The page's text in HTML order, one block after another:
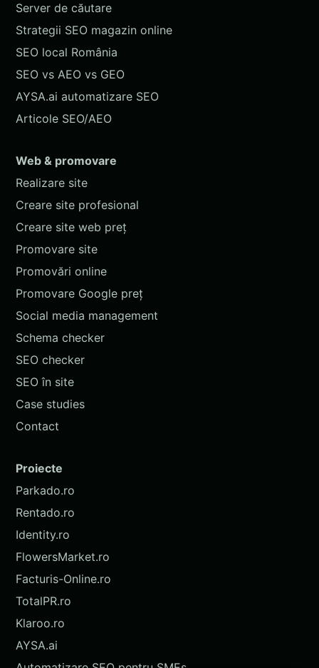
Server de căutare
Strategii SEO magazin online
SEO local România
SEO vs AEO vs GEO
AYSA.ai automatizare SEO
Articole SEO/AEO
Web & promovare
Realizare site
Creare site profesional
Creare site web preț
Promovare site
Promovări online
Promovare Google preț
Social media management
Schema checker
SEO checker
SEO în site
Case studies
Contact
Proiecte
Parkado.ro
Rentado.ro
Identity.ro
FlowersMarket.ro
Facturis-Online.ro
TotalPR.ro
Klaroo.ro
AYSA.ai